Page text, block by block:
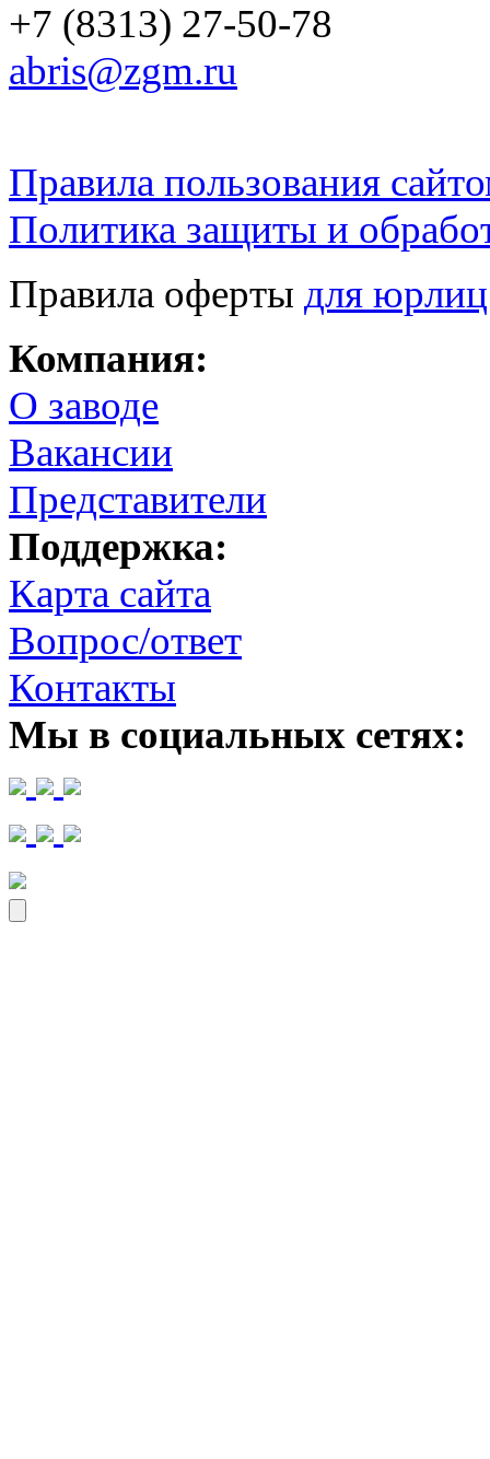
+7 (8313) 27-50-78
abris@zgm.ru
Правила пользования
Политика защиты и
Правила оферты для
Компания:
О заводе
Вакансии
Представители
Поддержка:
Карта сайта
Вопрос/ответ
Контакты
Мы в социальных сетях: